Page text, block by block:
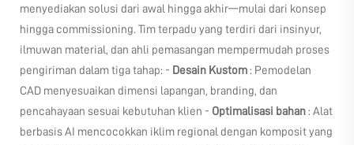
menyediakan solusi dari awal hingga akhir—mulai dari konsep
hingga commissioning. Tim terpadu yang terdiri dari insinyur,
ilmuwan material, dan ahli pemasangan mempermudah proses
pengiriman dalam tiga tahap: - Desain Kustom : Pemodelan
CAD menyesuaikan dimensi lapangan, branding, dan
pencahayaan sesuai kebutuhan klien - Optimalisasi bahan : Alat
berbasis AI mencocokkan iklim regional dengan komposit yang